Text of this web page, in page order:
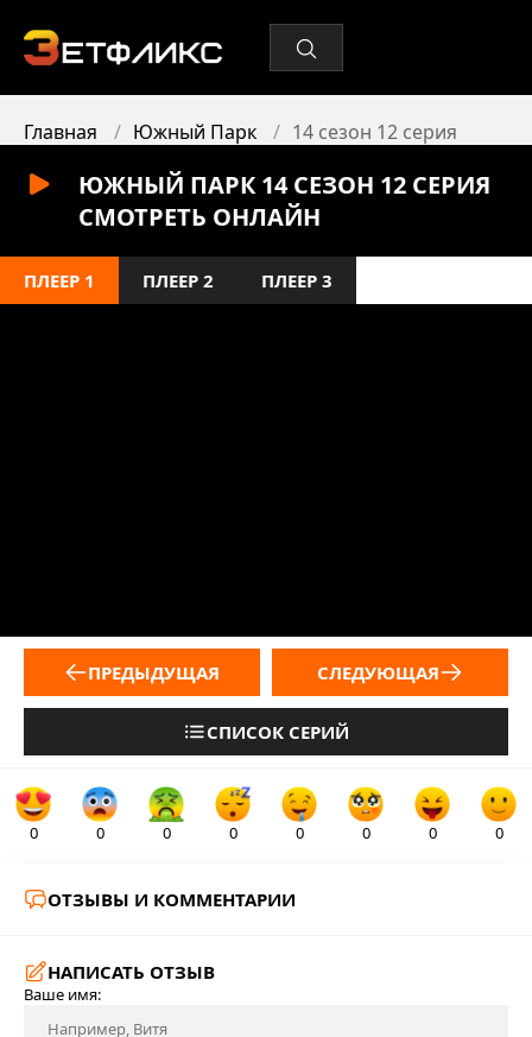
Главная Южный Парк 14 сезон 12 серия
ЮЖНЫЙ ПАРК 14 СЕЗОН 12 СЕРИЯ
СМОТРЕТЬ ОНЛАЙН
ПЛЕЕР 1 ПЛЕЕР 2 ПЛЕЕР 3
ПРЕДЫДУЩАЯ
СПИСОК СЕРИЙ
СЛЕДУЮЩАЯ
0 0 0 0 0 0 0 0
ОТЗЫВЫ И КОММЕНТАРИИ
НАПИСАТЬ ОТЗЫВ
Ваше имя: